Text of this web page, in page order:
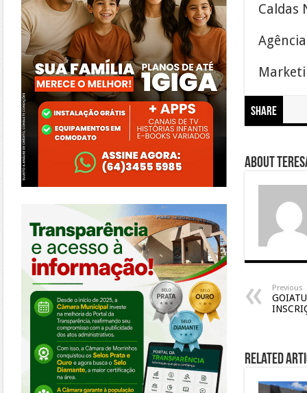
Caldas
Share
About
Previous
Related
https://morrinhos.go.leg.br/